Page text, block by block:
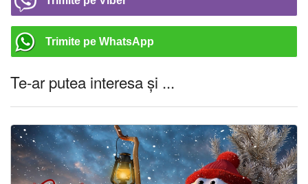
Trimite pe WhatsApp
Te-ar putea interesa și ...